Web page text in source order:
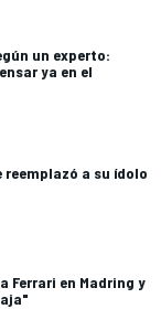
un experto:
ya en el
a su ídolo
Ferrari en Madring y